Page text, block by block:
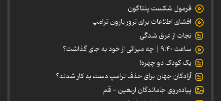
فرمول شکست پنتاگون
افشای اطلاعات برای ترور بارون ترامپ
نجات از غرق شدگی
ساعت ۹:۴۰ | چه میراثی از خود به جای گذاشت؟
یک کودک دو چهره!
آزادگان جهان برای حذف ترامپ دست به کار شدند؟
پیاده‌روی جاماندگان اربعین - قم